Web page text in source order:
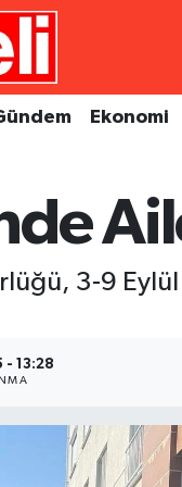
Ekonomi
3-9
- 13:28